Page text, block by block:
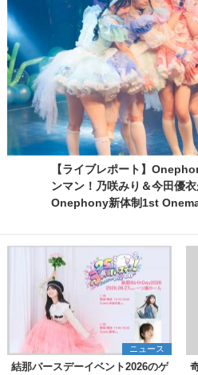
【ライブレポート】
ンマン！乃咲みり＆今田優
Onephony新体制1st
ニュース
結那バースデーイベント2026のゲ